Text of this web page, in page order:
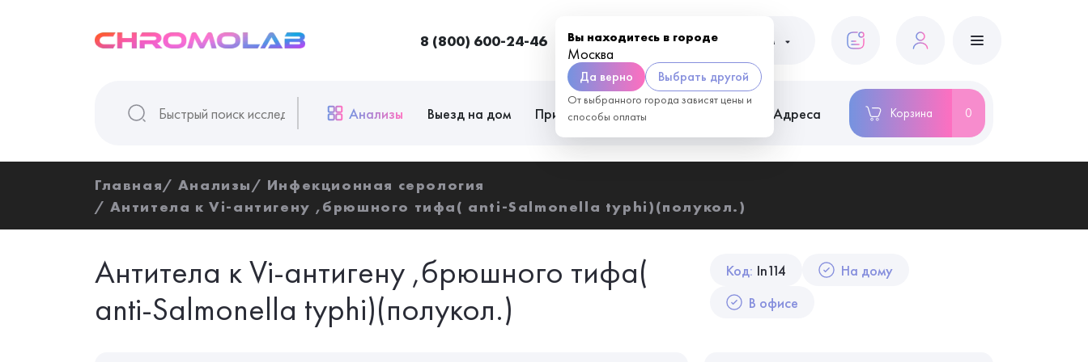
8 (800) 600-24-46 Вы находитесь в городе
Москва
Да верно Выбрать другой
От выбранного города зависят цены и
способы оплаты
Москва Пациентам
Анализы Выезд на дом Приём врачей Адреса Корзина 0
Главная Анализы
Инфекционная серология
Антитела к Vi-aнтигену ,брюшного тифа( anti-Salmonella typhi)(полукол.)
Код: In114
На дому
В офисе
Антитела к Vi-aнтигену ,брюшного тифа(
anti-Salmonella typhi)(полукол.)